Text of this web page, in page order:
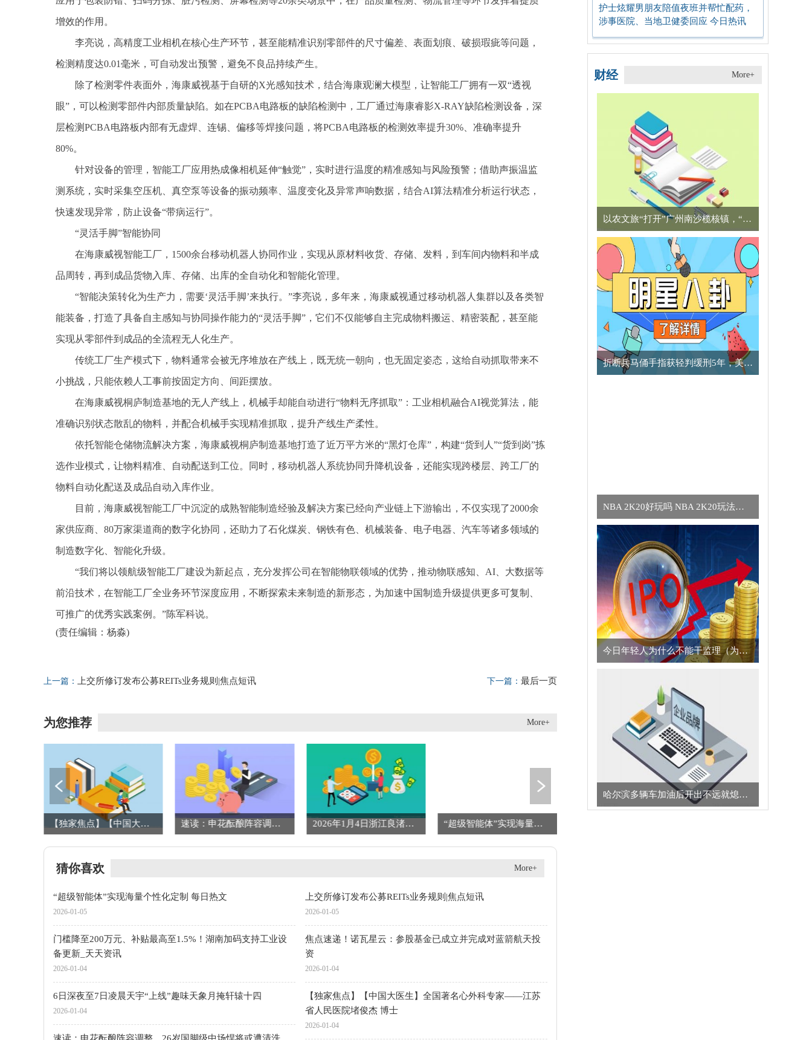
增效的作用。
李亮说，高精度工业相机在核心生产环节，甚至能精准识别零部件的尺寸偏差、表面划痕、破损瑕疵等问题，
检测精度达0.01毫米，可自动发出预警，避免不良品持续产生。
除了检测零件表面外，海康威视基于自研的X光感知技术，结合海康观澜大模型，让智能工厂拥有一双“透视
眼”，可以检测零部件内部质量缺陷。如在PCBA电路板的缺陷检测中，工厂通过海康睿影X-RAY缺陷检测设备，深
层检测PCBA电路板内部有无虚焊、连锡、偏移等焊接问题，将PCBA电路板的检测效率提升30%、准确率提升
80%。
针对设备的管理，智能工厂应用热成像相机延伸“触觉”，实时进行温度的精准感知与风险预警；借助声振温监
测系统，实时采集空压机、真空泵等设备的振动频率、温度变化及异常声响数据，结合AI算法精准分析运行状态，
快速发现异常，防止设备“带病运行”。
“灵活手脚”智能协同
在海康威视智能工厂，1500余台移动机器人协同作业，实现从原材料收货、存储、发料，到车间内物料和半成
品周转，再到成品货物入库、存储、出库的全自动化和智能化管理。
“智能决策转化为生产力，需要‘灵活手脚’来执行。”李亮说，多年来，海康威视通过移动机器人集群以及各类智
能装备，打造了具备自主感知与协同操作能力的“灵活手脚”，它们不仅能够自主完成物料搬运、精密装配，甚至能
实现从零部件到成品的全流程无人化生产。
传统工厂生产模式下，物料通常会被无序堆放在产线上，既无统一朝向，也无固定姿态，这给自动抓取带来不
小挑战，只能依赖人工事前按固定方向、间距摆放。
在海康威视桐庐制造基地的无人产线上，机械手却能自动进行“物料无序抓取”：工业相机融合AI视觉算法，能
准确识别状态散乱的物料，并配合机械手实现精准抓取，提升产线生产柔性。
依托智能仓储物流解决方案，海康威视桐庐制造基地打造了近万平方米的“黑灯仓库”，构建“货到人”“货到岗”拣
选作业模式，让物料精准、自动配送到工位。同时，移动机器人系统协同升降机设备，还能实现跨楼层、跨工厂的
物料自动化配送及成品自动入库作业。
目前，海康威视智能工厂中沉淀的成熟智能制造经验及解决方案已经向产业链上下游输出，不仅实现了2000余
家供应商、80万家渠道商的数字化协同，还助力了石化煤炭、钢铁有色、机械装备、电子电器、汽车等诸多领域的
制造数字化、智能化升级。
“我们将以领航级智能工厂建设为新起点，充分发挥公司在智能物联领域的优势，推动物联感知、AI、大数据等
前沿技术，在智能工厂全业务环节深度应用，不断探索未来制造的新形态，为加速中国制造升级提供更多可复制、
可推广的优秀实践案例。”陈军科说。
(责任编辑：杨淼)
上一篇： 上交所修订发布公募REITs业务规则|焦点短讯 下一篇： 最后一页
为您推荐 More+
【独家焦点】【中国大医生】全国著名心外科专家——江苏省人民医院堵俊杰 博士 速读：申花酝酿阵容调整，26岁国脚级中场悍将或遭清洗，新东家浮出水面 2026年1月4日浙江良渚蔬菜市场开发有限公司价格行情 “超级智能体”实现海量个性化定制 每日热文
猜你喜欢 More+
“超级智能体”实现海量个性化定制 每日热文
2026-01-05
上交所修订发布公募REITs业务规则|焦点短讯
2026-01-05
门槛降至200万元、补贴最高至1.5%！湖南加码支持工业设
备更新_天天资讯
2026-01-04
焦点速递！诺瓦星云：参股基金已成立并完成对蓝箭航天投
资
2026-01-04
6日深夜至7日凌晨天宇“上线”趣味天象月掩轩辕十四
2026-01-04
【独家焦点】【中国大医生】全国著名心外科专家——江苏
省人民医院堵俊杰 博士
2026-01-04
护士炫耀男朋友陪值夜班并帮忙配药，
涉事医院、当地卫健委回应 今日热讯
财经 More+
以农文旅“打开”广州南沙榄核镇，“星海故里”别有一番风味
​折断兵马俑手指获轻判缓刑5年，美国男子向中方致歉
NBA 2K20好玩吗 NBA 2K20玩法简介
今日年轻人为什么不能干监理（为什么年轻人不适合干监理的真正原因）
哈尔滨多辆车加油后开出不远就熄火，加油站：油罐进了水，已赔偿车主们损失